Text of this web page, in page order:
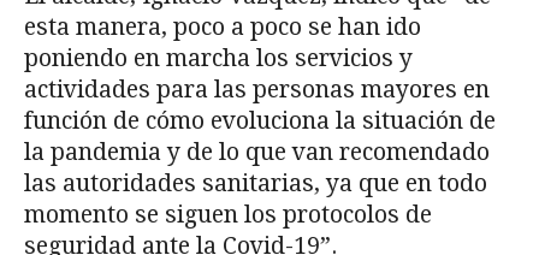
esta manera, poco a poco se han ido
poniendo en marcha los servicios y
actividades para las personas mayores en
función de cómo evoluciona la situación de
la pandemia y de lo que van recomendado
las autoridades sanitarias, ya que en todo
momento se siguen los protocolos de
seguridad ante la Covid-19”.